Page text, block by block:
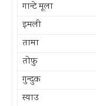
गान्टे मूला
इमली
तामा
तोफु
गुन्दुक
स्याउ